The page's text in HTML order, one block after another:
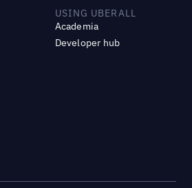
USING UBERALL
Academia
Developer hub